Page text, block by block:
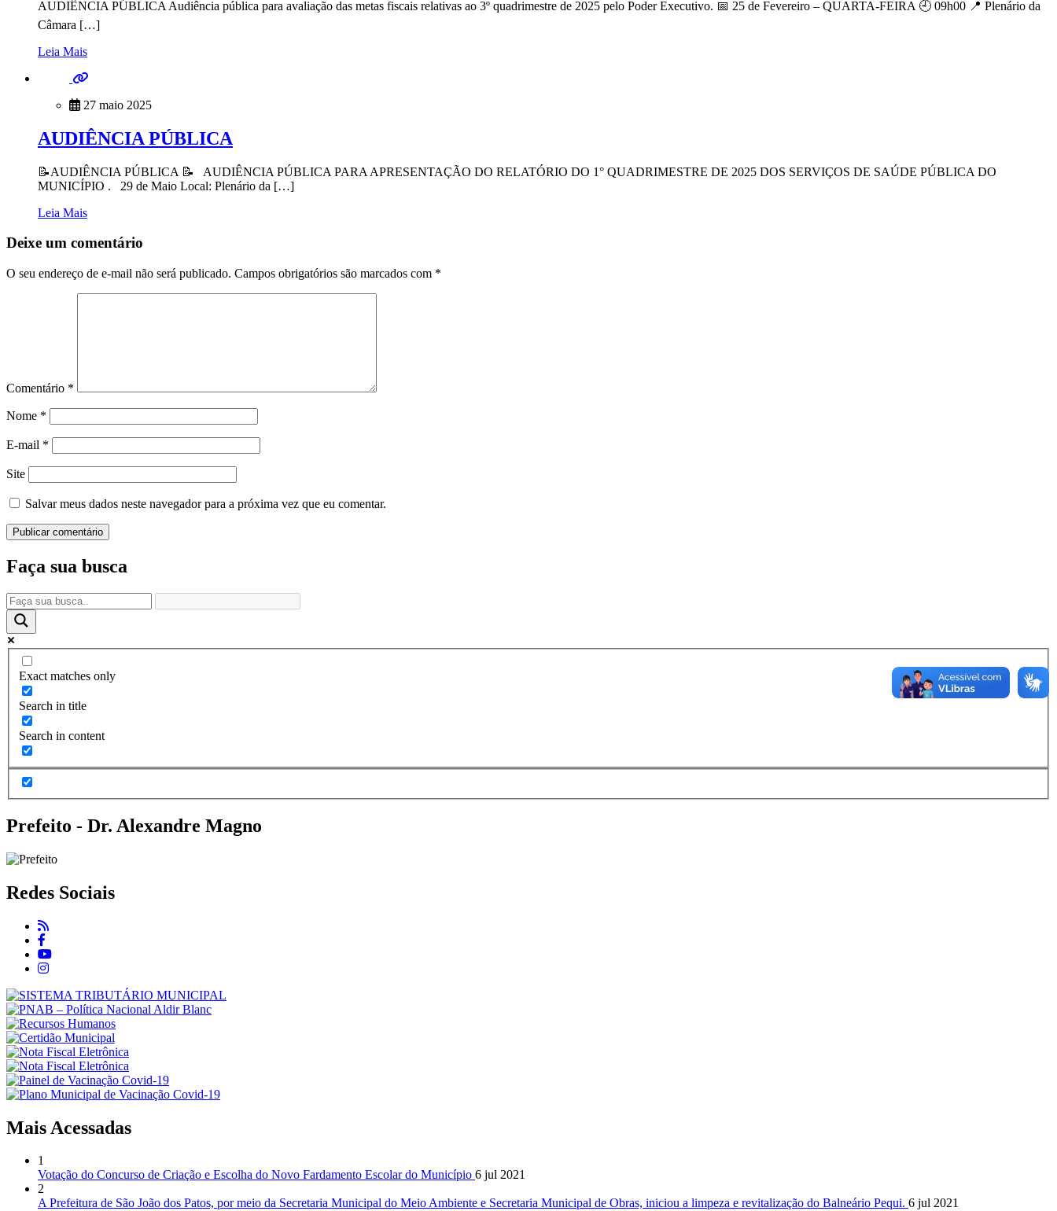
AUDIÊNCIA PÚBLICA Audiência pública para avaliação das metas fiscais relativas ao 3º quadrimestre de 2025 pelo Poder Executivo. 📅 25 de Fevereiro – QUARTA-FEIRA 🕘 09h00 📍 Plenário da
Câmara […]
Leia Mais
27 maio 2025
AUDIÊNCIA PÚBLICA
📝AUDIÊNCIA PÚBLICA 📝 AUDIÊNCIA PÚBLICA PARA APRESENTAÇÃO DO RELATÓRIO DO 1° QUADRIMESTRE DE 2025 DOS SERVIÇOS DE SAÚDE PÚBLICA DO
MUNICÍPIO . 29 de Maio Local: Plenário da […]
Leia Mais
Deixe um comentário
O seu endereço de e-mail não será publicado. Campos obrigatórios são marcados com *
Comentário *
Nome *
E-mail *
Site
Salvar meus dados neste navegador para a próxima vez que eu comentar.
Faça sua busca
Exact matches only
Search in title
Search in content
Prefeito - Dr. Alexandre Magno
Redes Sociais
Mais Acessadas
1
Votação do Concurso de Criação e Escolha do Novo Fardamento Escolar do Município 6 jul 2021
2
A Prefeitura de São João dos Patos, por meio da Secretaria Municipal do Meio Ambiente e Secretaria Municipal de Obras, iniciou a limpeza e revitalização do Balneário Pequi. 6 jul 2021